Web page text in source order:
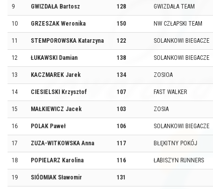
9 GWIZDAŁA Bartosz 128 GWIZDAŁA TEAM
10 GRZESZAK Weronika 150 NW CZŁAPSKI TEAM
11 STEMPOROWSKA Katarzyna 122 SOLANKOWI BIEGACZE
12 ŁUKAWSKI Damian 138 SOLANKOWI BIEGACZE
13 KACZMAREK Jarek 134 ZOSIOA
14 CIESIELSKI Krzysztof 107 FAST WALKER
15 MAŁKIEWICZ Jacek 103 ZOSIA
16 POLAK Paweł 106 SOLANKOWI BIEGACZE
17 ZUZA-WITKOWSKA Anna 117 BŁĘKITNY POKÓJ
18 POPIELARZ Karolina 116 ŁABISZYN RUNNERS
19 SIÓDMIAK Sławomir 131